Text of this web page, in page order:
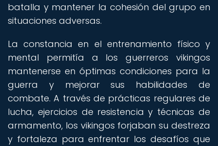
batalla y mantener la cohesión del grupo en
situaciones adversas.
La constancia en el entrenamiento físico y
mental permitía a los guerreros vikingos
mantenerse en óptimas condiciones para la
guerra y mejorar sus habilidades de
combate. A través de prácticas regulares de
lucha, ejercicios de resistencia y técnicas de
armamento, los vikingos forjaban su destreza
y fortaleza para enfrentar los desafíos que